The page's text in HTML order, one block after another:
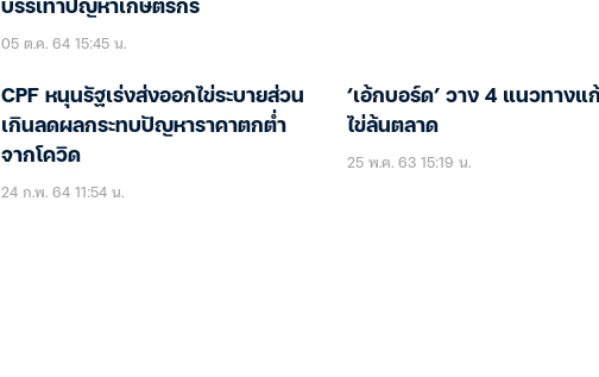
บรรเทาปัญหาเกษตรกร
05 ต.ค. 64 15:45 น.
CPF หนุนรัฐเร่งส่งออกไข่ระบายส่วน
เกินลดผลกระทบปัญหาราคาตกต่ำ
จากโควิด
24 ก.พ. 64 11:54 น.
‘เอ้กบอร์ด’ วาง 4 แนวทาง
ไข่ล้นตลาด
25 พ.ค. 63 15:19 น.